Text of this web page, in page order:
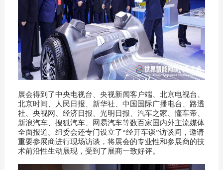
展会得到了中央电视台、央视新闻客户端、北京电视台、
北京时间、人民日报、新华社、中国国际广播电台、路透
社、央视网、经济日报、光明日报、汽车之家、懂车帝、
新浪汽车、搜狐汽车、网易汽车等数百家国内外主流媒体
全面报道。组委会还专门设立了“经开车谈”访谈间，邀请
重要参展商进行现场访谈，将展会的专业性和参展商的技
术前沿性生动展现，受到了展商一致好评。